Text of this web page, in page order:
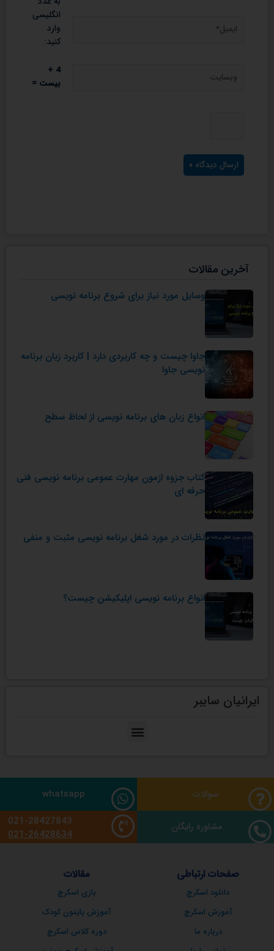
انگلیسی
وارد
کنید:
4 +
بیست =
آخرین مقالات
وسایل مورد نیاز برای شروع برنامه نویسی
جاوا چیست و چه کاربردی دارد | کاربرد زبان برنامه
نویسی جاوا
انواع زبان های برنامه نویسی از لحاظ سطح
کتاب جزوه ازمون مهارت عمومی برنامه نویسی فنی
حرفه ای
نظرات در مورد شغل برنامه نویسی مثبت و منفی
انواع برنامه نویسی اپلیکیشن چیست؟
ایرانیان سایبر
سوالات whatsapp
مشاوره رایگان
021-28427843
021-26428634
صفحات ارتباطی
دانلود اسکرچ
آموزش اسکرچ
درباره ما
مقالات
بازی اسکرچ
آموزش پایتون کودک
دوره کلاس اسکرچ